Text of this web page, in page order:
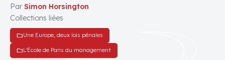
Par Simon Horsington
Collections liées
folderUne Europe, deux lois pénales
folderL'École de Paris du management